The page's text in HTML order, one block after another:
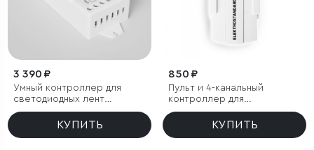
3 390 ₽
Умный контроллер для
светодиодных лент
RGBWW 12-24 В
КУПИТЬ
850 ₽
Пульт и 4-канальный
контроллер для
дистанционного управления
освещениемКУПИТЬ